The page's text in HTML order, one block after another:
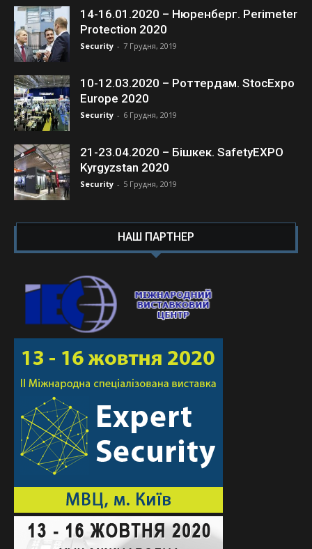
14-16.01.2020 – Нюренберг. Perimeter
Protection 2020
Security - 7 Грудня, 2019
10-12.03.2020 – Роттердам. StocExpo
Europe 2020
Security - 6 Грудня, 2019
21-23.04.2020 – Бішкек. SafetyEXPO
Kyrgyzstan 2020
Security - 5 Грудня, 2019
НАШ ПАРТНЕР